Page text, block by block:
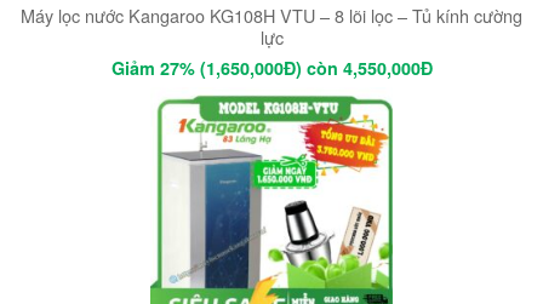
Máy lọc nước Kangaroo KG108H VTU – 8 lõi lọc – Tủ kính cường
lực
Giảm 27% (1,650,000Đ) còn 4,550,000Đ